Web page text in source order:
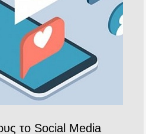
το Social Media